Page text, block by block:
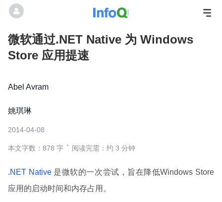
微软通过.NET Native 为 Windows
Store 应用提速
Abel Avram
姚琪琳
2014-04-08
本文字数：878 字 阅读完需：约 3 分钟
.NET Native 是微软的一次尝试，旨在降低Windows Store
应用的启动时间和内存占用。